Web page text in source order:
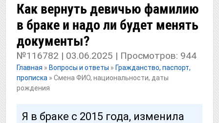
Как вернуть девичью фамилию
в браке и надо ли будет менять
документы?
№116782 | 03.06.2025 | Просмотров: 944
Главная » Вопросы и ответы » Гражданство, паспорт,
прописка » Смена ФИО, национальности, даты
рождения
Я в браке с 2015 года, изменила